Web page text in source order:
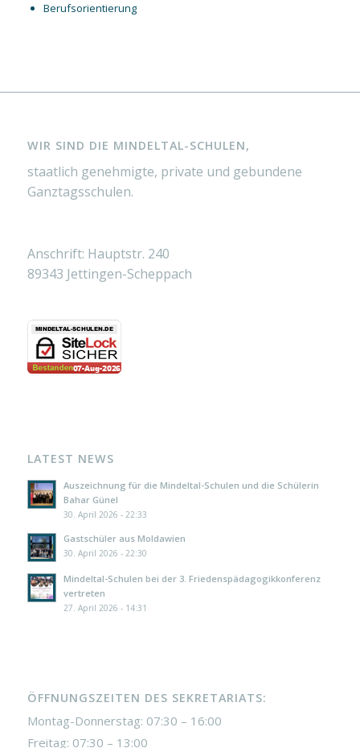
Berufsorientierung
WIR SIND DIE MINDELTAL-SCHULEN,
staatlich genehmigte, private und gebundene
Ganztagsschulen.
Anschrift: Hauptstr. 240
89343 Jettingen-Scheppach
LATEST NEWS
Auszeichnung für die Mindeltal-Schulen und die Schülerin
Bahar Günel
30. April 2026 - 22:33
Gastschüler aus Moldawien
30. April 2026 - 22:30
Mindeltal-Schulen bei der 3. Friedenspädagogikkonferenz
vertreten
27. April 2026 - 14:31
ÖFFNUNGSZEITEN DES SEKRETARIATS:
Montag-Donnerstag: 07:30 – 16:00
Freitag: 07:30 – 13:00